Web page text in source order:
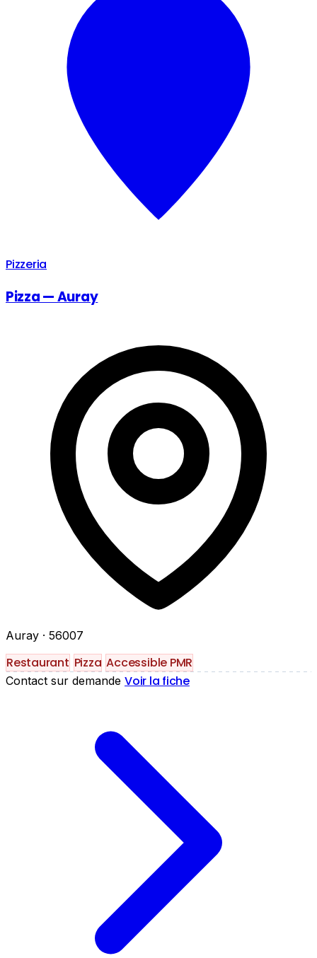
Pizzeria
Pizza — Auray
Auray · 56007
Restaurant Pizza Accessible PMR
Contact sur demande Voir la fiche